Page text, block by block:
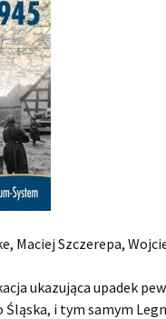
Maciej Szczerepa,
ukazująca upadek
i tym samym